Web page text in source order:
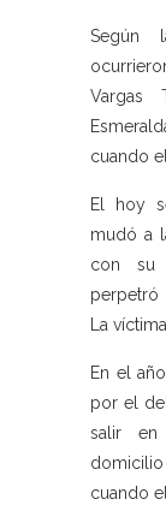
Según
Vargas
cuando
El hoy
mudó a
con su
perpetró
La
En el
por el
salir
cuando